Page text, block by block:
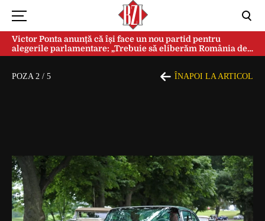
Victor Ponta anunță că își face un nou partid pentru
alegerile parlamentare: „Trebuie să eliberăm România de
această sectă globalistă”
POZA 2 / 5 ÎNAPOI LA ARTICOL